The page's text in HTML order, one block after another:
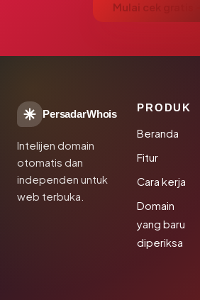
Mulai cek gratis →
PersadarWhois
Intelijen domain
otomatis dan
independen untuk
web terbuka.
PRODUK
Beranda
Fitur
Cara kerja
Domain
yang baru
diperiksa